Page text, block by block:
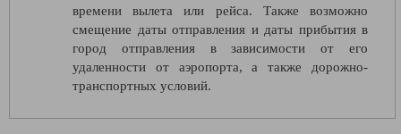
времени вылета или рейса. Также возможно
смещение даты отправления и даты прибытия в
город отправления в зависимости от его
удаленности от аэропорта, а также дорожно-
транспортных условий.